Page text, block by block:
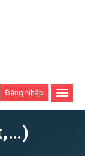
Đăng Nhập